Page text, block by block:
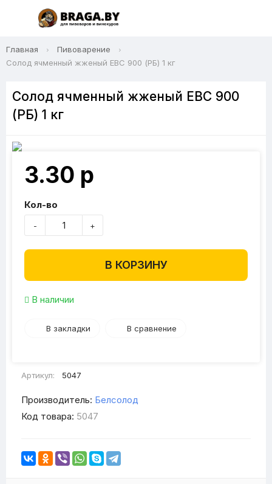
Главная
Пивоварение
Солод ячменный жженый EBC 900 (РБ) 1 кг
Солод ячменный жженый EBC 900
(РБ) 1 кг
3.30 р
Кол-во
- +
В КОРЗИНУ
В наличии
В закладки В сравнение
Артикул: 5047
Производитель: Белсолод
Код товара: 5047